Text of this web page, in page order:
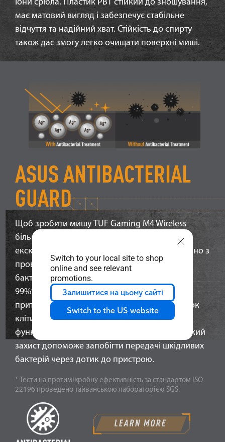
Switch to your local site to shop
online and see relevant
promotions.
Залишитися на цьому сайті
Switch to the US website
іони срібла. Пластик PBT стійкий до зношування,
має матовий вигляд і забезпечує стабільне
відчуття та надійний хват. Стійкість до спирту
також дає змогу легко очищати поверхні миші.
ASUS ANTIBACTERIAL
GUARD
Щоб зробити мишу TUF Gaming M4 Wireless
більш гігієнічною, вона обробляється
ексклюзивним захисним покриттям, яке, згідно з
проведеними дослідженнями, пригнічує ріст
бактерій у 24-годинний період більш ніж на
99%*. Позитивно заряджені іони срібла
притягуються до негативно заряджених стінок
клітин мікроорганізмів і порушують їхню
функцію, перешкоджаючи розмноженню. Такий
захист допоможе запобігти передачі шкідливих
бактерій через дотик до пристрою.
* Тести на протимікробну ефективність за стандартом ISO
22196 проведено тайванською лабораторією SGS.